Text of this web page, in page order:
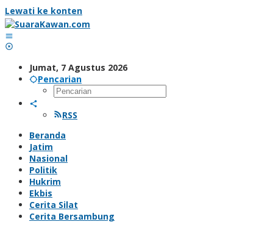
Lewati ke konten
Jumat, 7 Agustus 2026
Pencarian
RSS
Beranda
Jatim
Nasional
Politik
Hukrim
Ekbis
Cerita Silat
Cerita Bersambung